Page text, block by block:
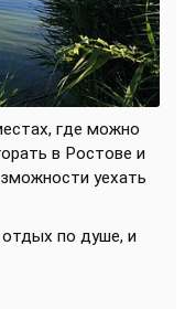
где можно
в Ростове и
уехать
по душе, и